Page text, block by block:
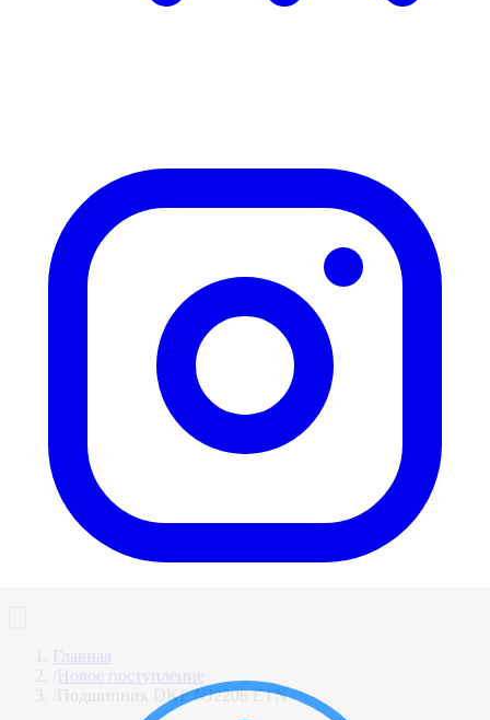
Главная
Новое поступление
Подшипник DKF NJ2208 ETN